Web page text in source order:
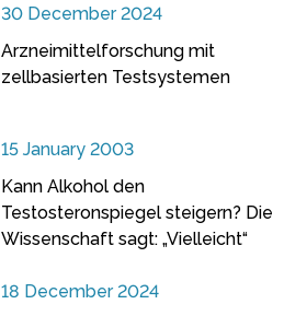
30 December 2024
Arzneimittelforschung mit
zellbasierten Testsystemen
15 January 2003
Kann Alkohol den
Testosteronspiegel steigern? Die
Wissenschaft sagt: „Vielleicht“
18 December 2024